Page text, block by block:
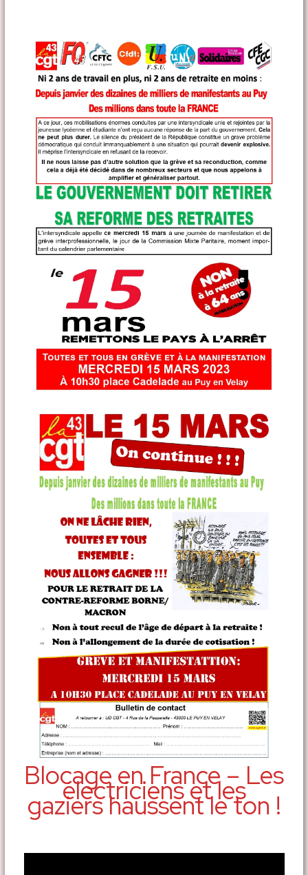
Blocage en France – Les
électriciens et les
gaziers haussent le ton !